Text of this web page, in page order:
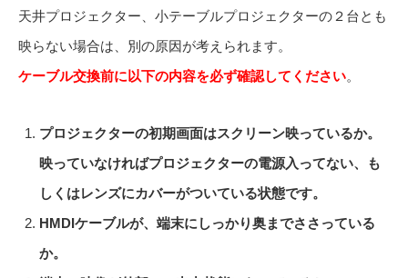
天井プロジェクター、小テーブルプロジェクターの２台とも
映らない場合は、別の原因が考えられます。
ケーブル交換前に以下の内容を必ず確認してください。
プロジェクターの初期画面はスクリーン映っているか。
映っていなければプロジェクターの電源入ってない、も
しくはレンズにカバーがついている状態です。
HMDIケーブルが、端末にしっかり奥までささっている
か。